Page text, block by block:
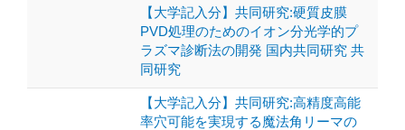
【大学記入分】共同研究:硬質皮膜
PVD処理のためのイオン分光学的プ
ラズマ診断法の開発 国内共同研究 共
同研究
【大学記入分】共同研究:高精度高能
率穴可能を実現する魔法角リーマの